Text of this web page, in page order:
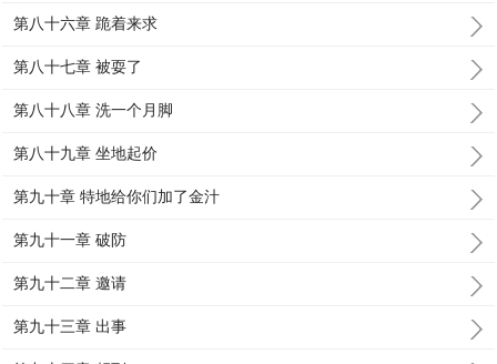
第八十六章 跪着来求
第八十七章 被耍了
第八十八章 洗一个月脚
第八十九章 坐地起价
第九十章 特地给你们加了金汁
第九十一章 破防
第九十二章 邀请
第九十三章 出事